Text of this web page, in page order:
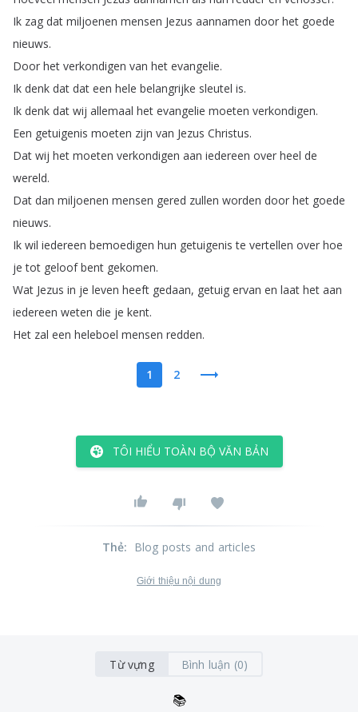
Ik zag dat miljoenen mensen Jezus aannamen door het goede
nieuws.
Door het verkondigen van het evangelie.
Ik denk dat dat een hele belangrijke sleutel is.
Ik denk dat wij allemaal het evangelie moeten verkondigen.
Een getuigenis moeten zijn van Jezus Christus.
Dat wij het moeten verkondigen aan iedereen over heel de
wereld.
Dat dan miljoenen mensen gered zullen worden door het goede
nieuws.
Ik wil iedereen bemoedigen hun getuigenis te vertellen over hoe
je tot geloof bent gekomen.
Wat Jezus in je leven heeft gedaan, getuig ervan en laat het aan
iedereen weten die je kent.
Het zal een heleboel mensen redden.
1 2
TÔI HIỂU TOÀN BỘ VĂN BẢN
Thẻ: Blog posts and articles
Giới thiệu nội dung
Từ vựng Bình luận (0)
📚